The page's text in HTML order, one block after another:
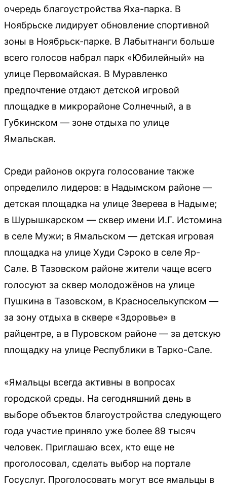
очередь благоустройства Яха-парка. В
Ноябрьске лидирует обновление спортивной
зоны в Ноябрьск-парке. В Лабытнанги больше
всего голосов набрал парк «Юбилейный» на
улице Первомайская. В Муравленко
предпочтение отдают детской игровой
площадке в микрорайоне Солнечный, а в
Губкинском — зоне отдыха по улице
Ямальская.
Среди районов округа голосование также
определило лидеров: в Надымском районе —
детская площадка на улице Зверева в Надыме;
в Шурышкарском — сквер имени И.Г. Истомина
в селе Мужи; в Ямальском — детская игровая
площадка на улице Худи Сэроко в селе Яр-
Сале. В Тазовском районе жители чаще всего
голосуют за сквер молодожёнов на улице
Пушкина в Тазовском, в Красноселькупском —
за зону отдыха в сквере «Здоровье» в
райцентре, а в Пуровском районе — за детскую
площадку на улице Республики в Тарко-Сале.
«Ямальцы всегда активны в вопросах
городской среды. На сегодняшний день в
выборе объектов благоустройства следующего
года участие приняло уже более 89 тысяч
человек. Приглашаю всех, кто еще не
проголосовал, сделать выбор на портале
Госуслуг. Проголосовать могут все ямальцы в